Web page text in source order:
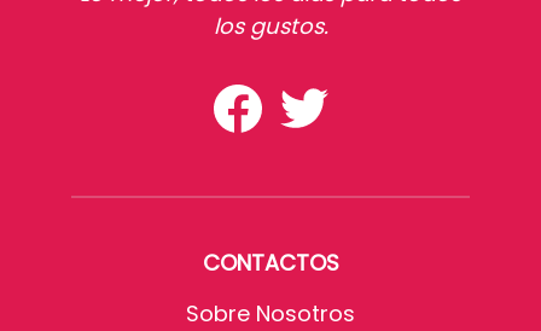
los gustos.
CONTACTOS
Sobre Nosotros